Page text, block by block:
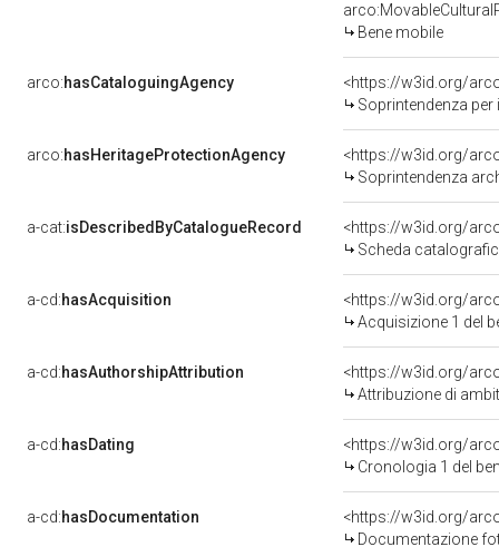
Bene mobile
arco:hasCataloguingAgency
<https://w3id.org/
Soprintendenza per i
arco:hasHeritageProtectionAgency
<https://w3id.org/
Soprintendenza
a-cat:isDescribedByCatalogueRecord
<https://w3id.org/
Scheda
a-cd:hasAcquisition
<https://w3id.org/
Acquisizione 1 del
a-cd:hasAuthorshipAttribution
<https://w3id.org/
Attribuzione di
a-cd:hasDating
<https://w3id.org/
Cronologia 1 del
a-cd:hasDocumentation
Documentazione